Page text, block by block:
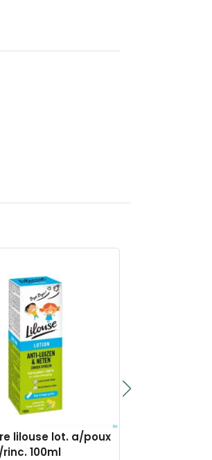
lilouse lot. a/poux
100ml